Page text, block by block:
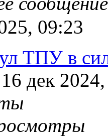
09:23
ТПУ в
16 дек